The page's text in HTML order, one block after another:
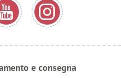
e consegna